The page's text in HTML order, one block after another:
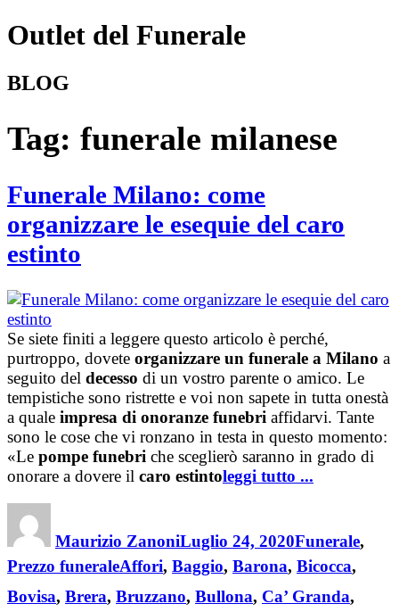
Outlet del Funerale
BLOG
Tag: funerale milanese
Funerale Milano: come
organizzare le esequie del caro
estinto
Se siete finiti a leggere questo articolo è perché,
purtroppo, dovete organizzare un funerale a Milano a
seguito del decesso di un vostro parente o amico. Le
tempistiche sono ristrette e voi non sapete in tutta onestà
a quale impresa di onoranze funebri affidarvi. Tante
sono le cose che vi ronzano in testa in questo momento:
«Le pompe funebri che sceglierò saranno in grado di
onorare a dovere il caro estintoleggi tutto ...
Maurizio Zanoni
on
Luglio 24, 2020Funerale,
Prezzo funeraleTags
Affori, Baggio, Barona, Bicocca,
Bovisa, Brera, Bruzzano, Bullona, Ca’ Granda,